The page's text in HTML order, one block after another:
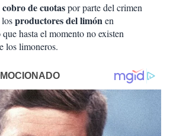
cobro de cuotaspor parte del crimen
productores del limónen
hasta el momento no existen
los limoneros.